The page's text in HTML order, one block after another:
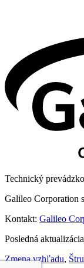
Technický
Galileo Corporation
Kontakt: Galileo
Posledná
Zmena vzhľadu,